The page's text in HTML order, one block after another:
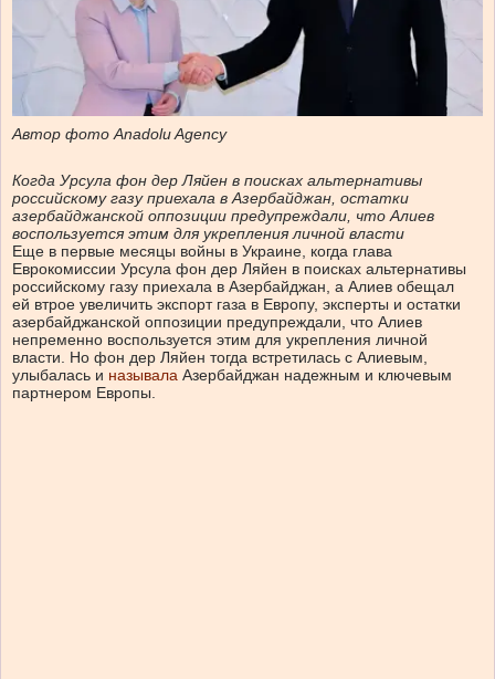
Автор фото Anadolu Agency
Когда Урсула фон дер Ляйен в поисках альтернативы
российскому газу приехала в Азербайджан, остатки
азербайджанской оппозиции предупреждали, что Алиев
воспользуется этим для укрепления личной власти
Еще в первые месяцы войны в Украине, когда глава
Еврокомиссии Урсула фон дер Ляйен в поисках альтернативы
российскому газу приехала в Азербайджан, а Алиев обещал
ей втрое увеличить экспорт газа в Европу, эксперты и остатки
азербайджанской оппозиции предупреждали, что Алиев
непременно воспользуется этим для укрепления личной
власти. Но фон дер Ляйен тогда встретилась с Алиевым,
улыбалась и называла Азербайджан надежным и ключевым
партнером Европы.